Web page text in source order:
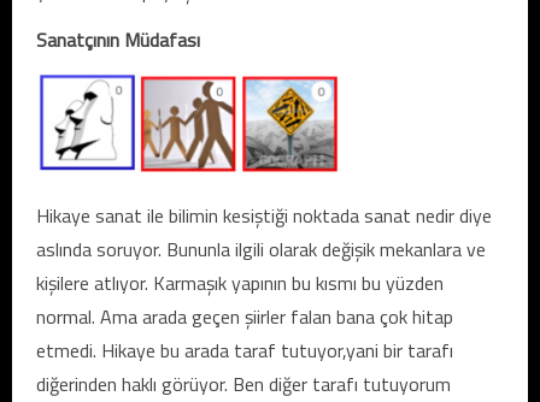
Sanatçının Müdafası
Hikaye sanat ile bilimin kesiştiği noktada sanat nedir diye
aslında soruyor. Bununla ilgili olarak değişik mekanlara ve
kişilere atlıyor. Karmaşık yapının bu kısmı bu yüzden
normal. Ama arada geçen şiirler falan bana çok hitap
etmedi. Hikaye bu arada taraf tutuyor,yani bir tarafı
diğerinden haklı görüyor. Ben diğer tarafı tutuyorum